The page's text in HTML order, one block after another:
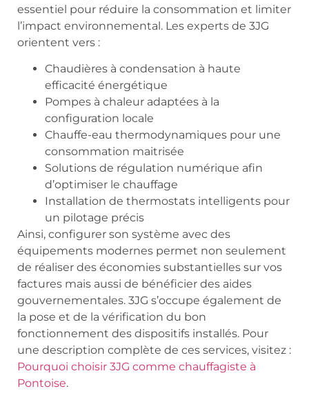
essentiel pour réduire la consommation et limiter
l’impact environnemental. Les experts de 3JG
orientent vers :
Chaudières à condensation à haute
efficacité énergétique
Pompes à chaleur adaptées à la
configuration locale
Chauffe-eau thermodynamiques pour une
consommation maitrisée
Solutions de régulation numérique afin
d’optimiser le chauffage
Installation de thermostats intelligents pour
un pilotage précis
Ainsi, configurer son système avec des
équipements modernes permet non seulement
de réaliser des économies substantielles sur vos
factures mais aussi de bénéficier des aides
gouvernementales. 3JG s’occupe également de
la pose et de la vérification du bon
fonctionnement des dispositifs installés. Pour
une description complète de ces services, visitez :
Pourquoi choisir 3JG comme chauffagiste à
Pontoise.